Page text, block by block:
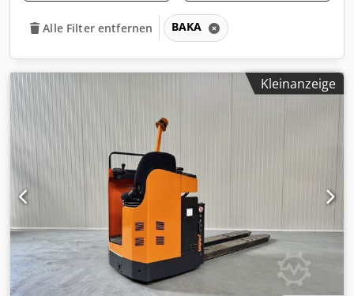
Alle Filter entfernen BAKA
Kleinanzeige